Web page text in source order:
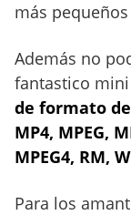
más
Además no
fantastico
de formato de
MP4, MPEG,
MPEG4, RM,
Para los